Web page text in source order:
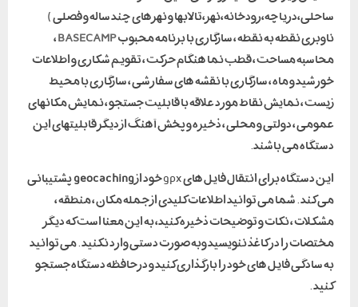
ساحلی،دریاچه،رودخانه،نهر،تالابها و نهرهای چند ساله و فصلی )
ناوبری نقطه به نقطه ، سازگاری با برنامه محبوبBASECAMP،
محاسبه مساحت ، قطب نما هنگام حرکت ، تقویم شکاری و اطلاعات
خورشید و ماه ، سازگاری با نقشه های سفارشی ، سازگاری با محیط
زیست ، نمایش نقاط مورد علاقه با قابلیت جستجو ، نمایش مکانهای
عمومی ، دولتی و محلی ، ذخیره و پخش آهنگ از دیگر قابلیتهای این
دستگاه می باشند.
این دستگاه برای انتقال فایل های gpx خود از
geocachingپشتیبانی
می کند . شما می توانید اطلاعات کلیدی از جمله مکان ، منطقه ،
مشکلات ، نکات و توضیحات ذخیره کنید، به این معنا است که دیگر
مختصات را در کاغذ ننویسید وبه صورت دستی وارد نکنید . می توانید
به سادگی فایل های خود را بارگذاری کنید و درحافظه دستگاه جستجو
کنید .